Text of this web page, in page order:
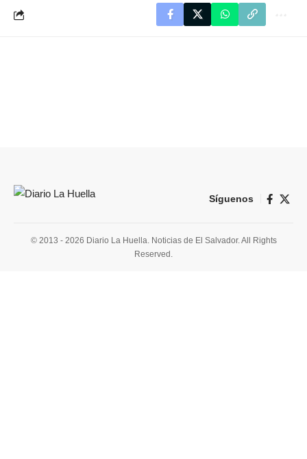
Síguenos
© 2013 - 2026 Diario La Huella. Noticias de El Salvador. All Rights
Reserved.